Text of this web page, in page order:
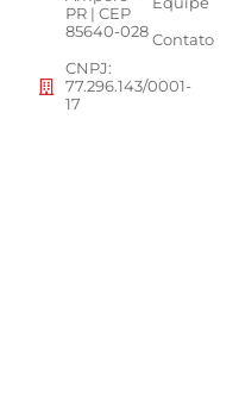
PR | CEP
85640-028
CNPJ:
77.296.143/0001-
17
Contato